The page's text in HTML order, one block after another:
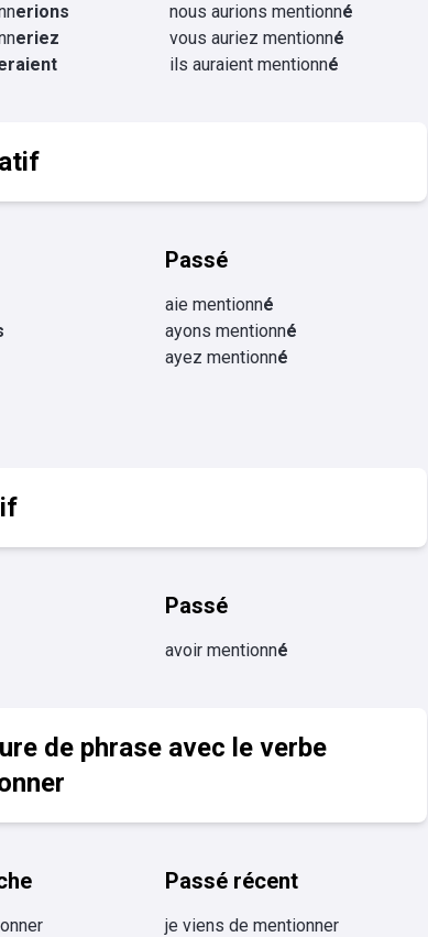
erions
eriez
nous aurions mentionné
vous auriez mentionné
ils auraient mentionné
Passé
aie mentionné
ayons mentionné
ayez mentionné
Passé
avoir mentionné
de phrase avec le verbe
Passé récent
je viens de mentionner